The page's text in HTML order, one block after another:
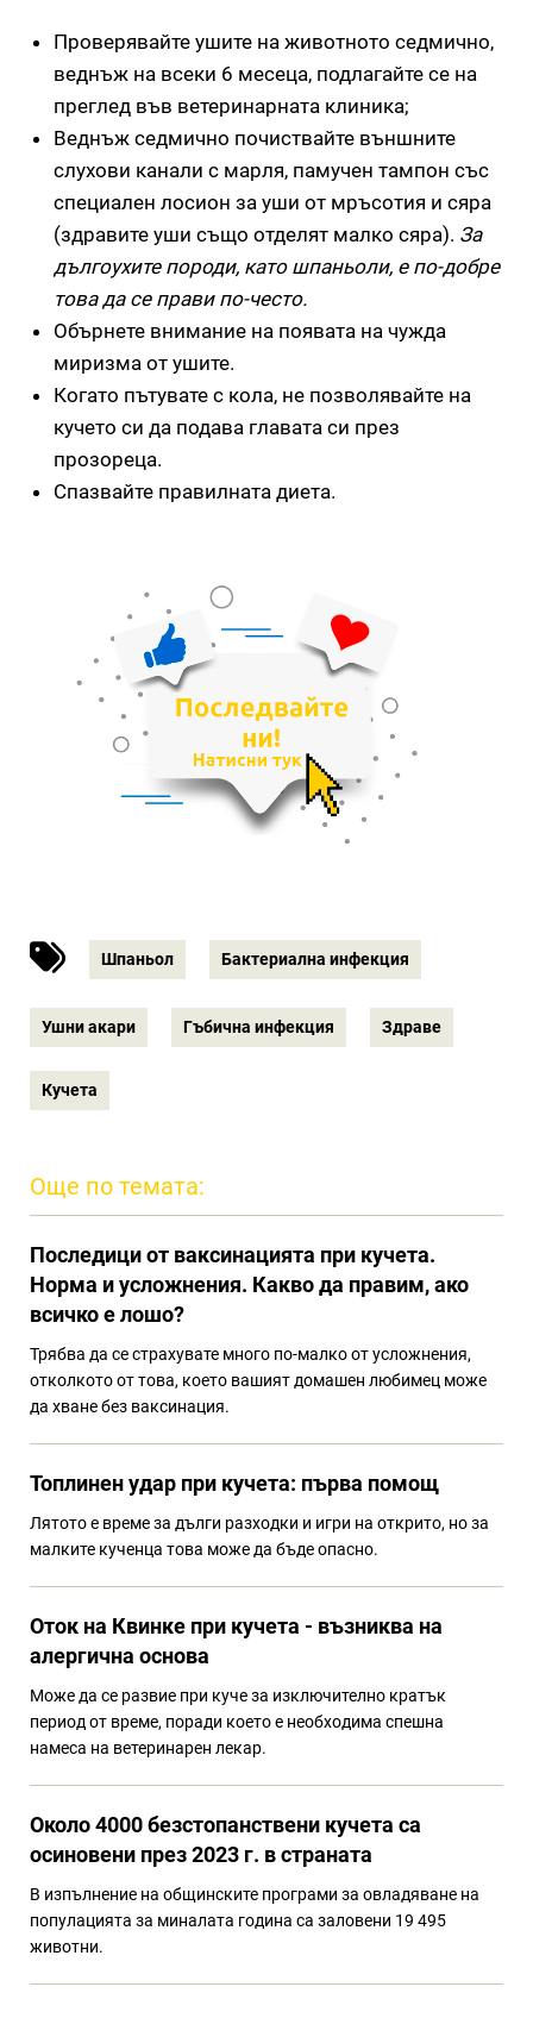
Проверявайте ушите на животното седмично,
веднъж на всеки 6 месеца, подлагайте се на
преглед във ветеринарната клиника;
Веднъж седмично почиствайте външните
слухови канали с марля, памучен тампон със
специален лосион за уши от мръсотия и сяра
(здравите уши също отделят малко сяра). За
дългоухите породи, като шпаньоли, е по-добре
това да се прави по-често.
Обърнете внимание на появата на чужда
миризма от ушите.
Когато пътувате с кола, не позволявайте на
кучето си да подава главата си през
прозореца.
Спазвайте правилната диета.
Шпаньол Бактериална инфекция
Ушни акари Гъбична инфекция Здраве
Кучета
Още по темата:
Последици от ваксинацията при кучета.
Норма и усложнения. Какво да правим, ако
всичко е лошо?
Трябва да се страхувате много по-малко от усложнения,
отколкото от това, което вашият домашен любимец може
да хване без ваксинация.
Топлинен удар при кучета: първа помощ
Лятото е време за дълги разходки и игри на открито, но за
малките кученца това може да бъде опасно.
Оток на Квинке при кучета - възниква на
алергична основа
Може да се развие при куче за изключително кратък
период от време, поради което е необходима спешна
намеса на ветеринарен лекар.
Около 4000 безстопанствени кучета са
осиновени през 2023 г. в страната
В изпълнение на общинските програми за овладяване на
популацията за миналата година са заловени 19 495
животни.